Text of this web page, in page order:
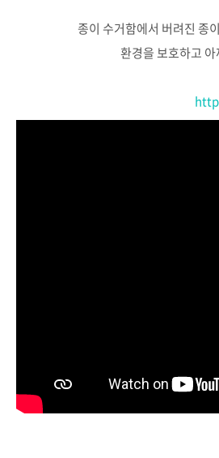
종이 수거함에서 버려진 종
환경을보호하고